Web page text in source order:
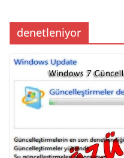
denetleniyor